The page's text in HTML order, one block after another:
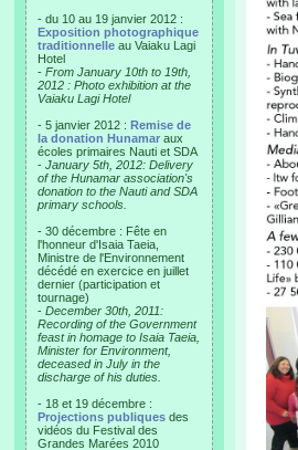
- du 10 au 19 janvier 2012 :
Exposition photographique
traditionnelle au Vaiaku Lagi
Hotel
- From January 10th to 19th,
2012 : Photo exhibition at the
Vaiaku Lagi Hotel
- 5 janvier 2012 : Remise de
la donation Hunamar aux
écoles primaires Nauti et SDA
- January 5th, 2012: Delivery
of the Hunamar association's
donation to the Nauti and SDA
primary schools.
- 30 décembre : Fête en
l'honneur d'Isaia Taeia,
Ministre de l'Environnement
décédé en exercice en juillet
dernier (participation et
tournage)
- December 30th, 2011:
Recording of the Government
feast in homage to Isaia Taeia,
Minister for Environment,
deceased in July in the
discharge of his duties.
- 18 et 19 décembre :
Projections publiques des
vidéos du Festival des
Grandes Marées 2010